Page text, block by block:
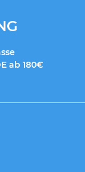
ab 180€